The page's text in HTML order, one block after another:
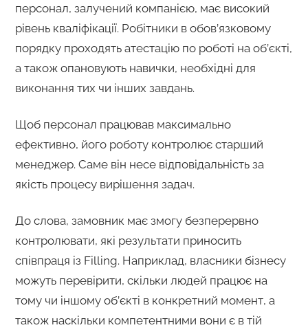
персонал, залучений компанією, має високий
рівень кваліфікації. Робітники в обов’язковому
порядку проходять атестацію по роботі на об’єкті,
а також опановують навички, необхідні для
виконання тих чи інших завдань.
Щоб персонал працював максимально
ефективно, його роботу контролює старший
менеджер. Саме він несе відповідальність за
якість процесу вирішення задач.
До слова, замовник має змогу безперервно
контролювати, які результати приносить
співпраця із Filling. Наприклад, власники бізнесу
можуть перевірити, скільки людей працює на
тому чи іншому об’єкті в конкретний момент, а
також наскільки компетентними вони є в тій